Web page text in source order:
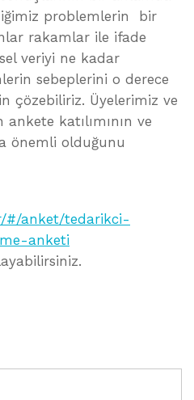
problemlerin bir
rakamlar ile ifade
veriyi ne kadar
sebeplerini o derece
çözebiliriz. Üyelerimiz ve
katılımının ve
önemli olduğunu
#/anket/tedarikci-
anketi